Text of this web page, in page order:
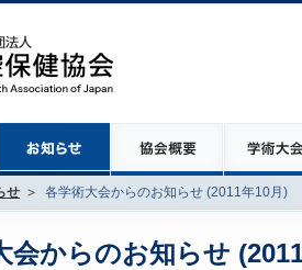
せ 各学術大会からのお知らせ (2011年10月)
会からのお知らせ